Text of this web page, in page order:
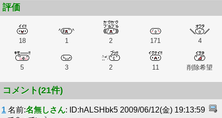
評価
18 1 2 171 4
5 3 2 11 削除希望
コメント(21件)
1 名前:名無しさん: ID:hALSHbk5 2009/06/12(金) 19:13:59